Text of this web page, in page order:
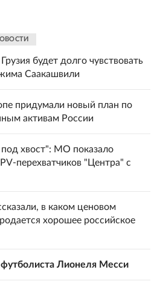
будет долго чувствовать
Саакашвили
придумали новый план по
активам России
хвост": МО показало
перехватчиков "Центра" с
в каком ценовом
хорошее российское
Лионеля Месси